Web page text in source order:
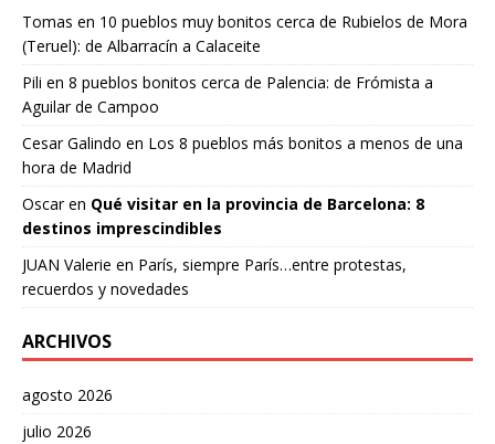
Tomas en 10 pueblos muy bonitos cerca de Rubielos de Mora
(Teruel): de Albarracín a Calaceite
Pili en 8 pueblos bonitos cerca de Palencia: de Frómista a
Aguilar de Campoo
Cesar Galindo en Los 8 pueblos más bonitos a menos de una
hora de Madrid
Oscaren Qué visitar en la provincia de Barcelona: 8
destinos imprescindibles
JUAN Valerie en París, siempre París…entre protestas,
recuerdos y novedades
ARCHIVOS
agosto 2026
julio 2026